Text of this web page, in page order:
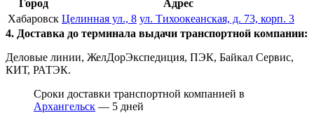
Город
Адрес
Хабаровск Целинная ул., 8 ул. Тихоокеанская, д. 73, корп. 3
4. Доставка до терминала выдачи транспортной компании:
Деловые линии, ЖелДорЭкспедиция, ПЭК, Байкал Сервис,
КИТ, РАТЭК.
Сроки доставки транспортной компанией в
Архангельск — 5 дней